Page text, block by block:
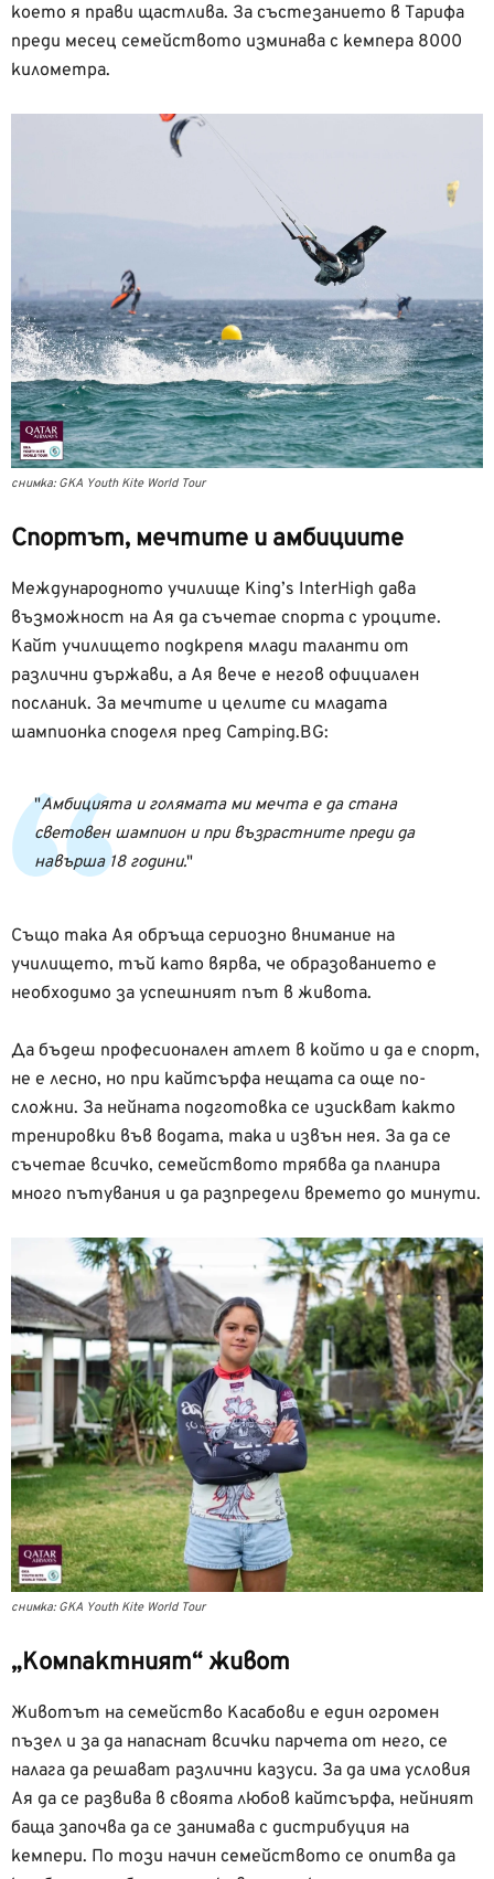
което я прави щастлива. За състезанието в Тарифа
преди месец семейството изминава с кемпера 8000
километра.
снимка: GKA Youth Kite World Tour
Спортът, мечтите и амбициите
Международното училище King’s InterHigh дава
възможност на Ая да съчетае спорта с уроците.
Кайт училището подкрепя млади таланти от
различни държави, а Ая вече е негов официален
посланик. За мечтите и целите си младата
шампионка споделя пред Camping.BG:
Амбицията и голямата ми мечта е да стана
световен шампион и при възрастните преди да
навърша 18 години.
Също така Ая обръща сериозно внимание на
училището, тъй като вярва, че образованието е
необходимо за успешният път в живота.
Да бъдеш професионален атлет в който и да е спорт,
не е лесно, но при кайтсърфа нещата са още по-
сложни. За нейната подготовка се изискват както
тренировки във водата, така и извън нея. За да се
съчетае всичко, семейството трябва да планира
много пътувания и да разпредели времето до минути.
снимка: GKA Youth Kite World Tour
„Компактният“ живот
Животът на семейство Касабови е един огромен
пъзел и за да напаснат всички парчета от него, се
налага да решават различни казуси. За да има условия
Ая да се развива в своята любов кайтсърфа, нейният
баща започва да се занимава с дистрибуция на
кемпери. По този начин семейството се опитва да